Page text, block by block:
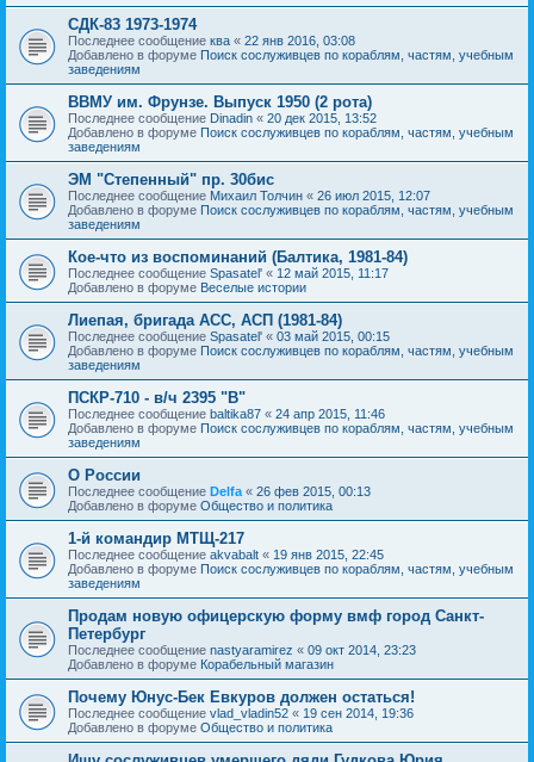
СДК-83 1973-1974
Последнее сообщение ква « 22 янв 2016, 03:08
Добавлено в форуме Поиск сослуживцев по кораблям, частям, учебным
заведениям
ВВМУ им. Фрунзе. Выпуск 1950 (2 рота)
Последнее сообщение Dinadin « 20 дек 2015, 13:52
Добавлено в форуме Поиск сослуживцев по кораблям, частям, учебным
заведениям
ЭМ "Степенный" пр. 30бис
Последнее сообщение Михаил Толчин « 26 июл 2015, 12:07
Добавлено в форуме Поиск сослуживцев по кораблям, частям, учебным
заведениям
Кое-что из воспоминаний (Балтика, 1981-84)
Последнее сообщение Spasatel' « 12 май 2015, 11:17
Добавлено в форуме Веселые истории
Лиепая, бригада АСС, АСП (1981-84)
Последнее сообщение Spasatel' « 03 май 2015, 00:15
Добавлено в форуме Поиск сослуживцев по кораблям, частям, учебным
заведениям
ПСКР-710 - в/ч 2395 "В"
Последнее сообщение baltika87 « 24 апр 2015, 11:46
Добавлено в форуме Поиск сослуживцев по кораблям, частям, учебным
заведениям
О России
Последнее сообщение Delfa « 26 фев 2015, 00:13
Добавлено в форуме Общество и политика
1-й командир МТЩ-217
Последнее сообщение akvabalt « 19 янв 2015, 22:45
Добавлено в форуме Поиск сослуживцев по кораблям, частям, учебным
заведениям
Продам новую офицерскую форму вмф город Санкт-
Петербург
Последнее сообщение nastyaramirez « 09 окт 2014, 23:23
Добавлено в форуме Корабельный магазин
Почему Юнус-Бек Евкуров должен остаться!
Последнее сообщение vlad_vladin52 « 19 сен 2014, 19:36
Добавлено в форуме Общество и политика